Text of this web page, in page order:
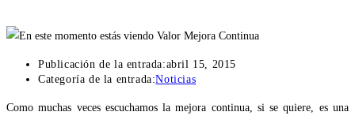
Publicación de la entrada:abril 15, 2015
Categoría de la entrada:Noticias
Como muchas veces escuchamos la mejora continua, si se quiere, es una